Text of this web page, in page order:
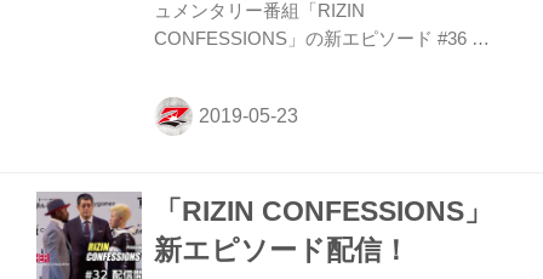
ュメンタリー番組「RIZIN
CONFESSIONS」の新エピソード #36 を
憂・アーセン親子の住むグアムで取材を行
うと、改めて山本KID徳郁氏への想い、そ
エストラネットワーク千葉の名伯楽 鶴屋氏
から、ある秘策を授けられるが…？ 番組の
後半にはRIZIN.15に続いて連続参戦を果た
「RIZIN CONFESSIONS」
新エピソード配信！